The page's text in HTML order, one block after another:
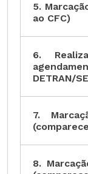
5.
ao CFC)
6.
DETRAN/SE
7.
8.